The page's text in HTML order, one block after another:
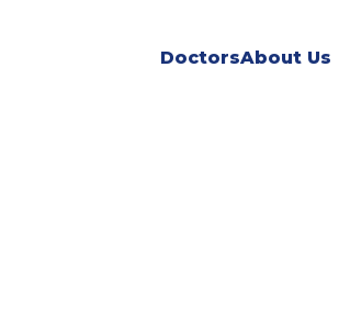
DoctorsAbout Us